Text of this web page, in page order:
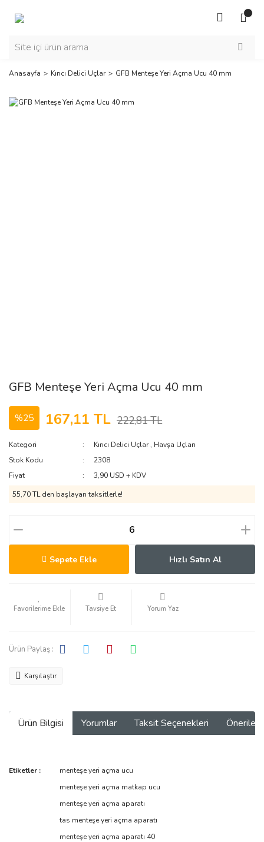
Anasayfa Kırıcı Delici Uçlar GFB Menteşe Yeri Açma Ucu 40 mm
GFB Menteşe Yeri Açma Ucu 40 mm
%25 167,11 TL 222,81 TL
Kategori Kırıcı Delici Uçlar, Havşa Uçları
Stok Kodu
2308
Fiyat
3,90 USD + KDV
55,70 TL den başlayan taksitlerle!
Sepete Ekle Hızlı Satın Al
Tavsiye Et Yorum Yaz
Ürün Paylaş :
Karşılaştır
Ürün Bilgisi Yorumlar Taksit Seçenekleri
Bu ürüne ilk yorumu siz yapın!
Yorum Yaz
Bu ürünün fiyat bilgisi, resim, ürün açıklamalarında ve diğer
tarafımıza iletebilirsiniz.
Görüş ve önerileriniz için teşekkür ederiz.
Ürün resmi kalitesiz, bozuk veya görüntülenemiyor.
Etiketler :
menteşe yeri açma ucu
menteşe yeri açma matkap ucu
menteşe yeri açma aparatı
tas menteşe yeri açma aparatı
menteşe yeri açma aparatı 40